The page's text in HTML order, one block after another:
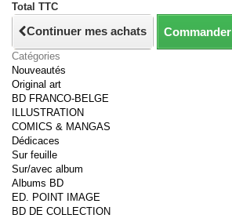
Total TTC
Continuer mes achats Commander
Catégories
Nouveautés
Original art
BD FRANCO-BELGE
ILLUSTRATION
COMICS & MANGAS
Dédicaces
Sur feuille
Sur/avec album
Albums BD
ED. POINT IMAGE
BD DE COLLECTION